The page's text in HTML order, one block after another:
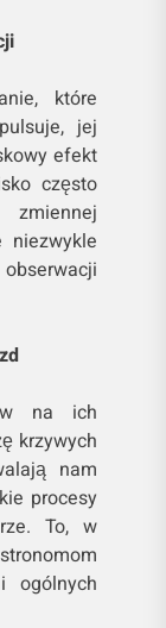
które
jej
efekt
często
zmiennej
na ich
krzywych
nam
procesy
To, w
ogólnych